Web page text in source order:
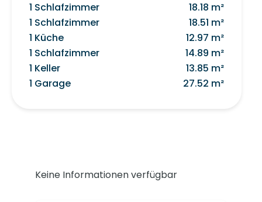
1 Schlafzimmer
18.18 m²
1 Schlafzimmer
18.51 m²
1 Küche
12.97 m²
1 Schlafzimmer
14.89 m²
1 Keller
13.85 m²
1 Garage
27.52 m²
Keine Informationen verfügbar